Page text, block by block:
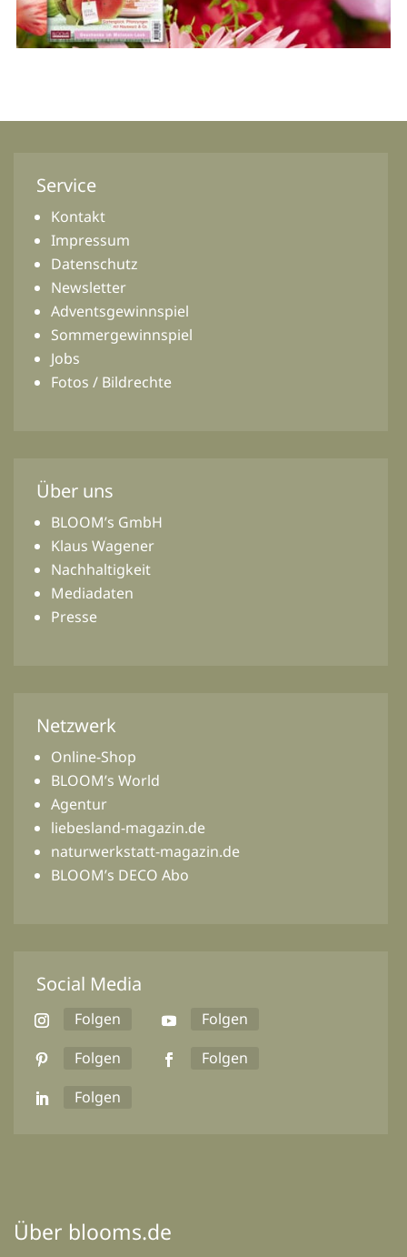
Service
Kontakt
Impressum
Datenschutz
Newsletter
Adventsgewinnspiel
Sommergewinnspiel
Jobs
Fotos / Bildrechte
Über uns
BLOOM’s GmbH
Klaus Wagener
Nachhaltigkeit
Mediadaten
Presse
Netzwerk
Online-Shop
BLOOM’s World
Agentur
liebesland-magazin.de
naturwerkstatt-magazin.de
BLOOM’s DECO Abo
Social Media
Folgen
Folgen
Folgen
Folgen
Folgen
Über blooms.de